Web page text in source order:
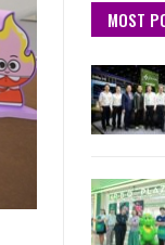
MOST